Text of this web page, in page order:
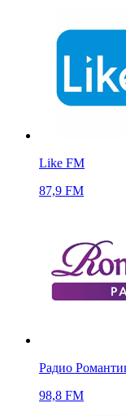
Like FM
87,9 FM
Радио
98,8 FM